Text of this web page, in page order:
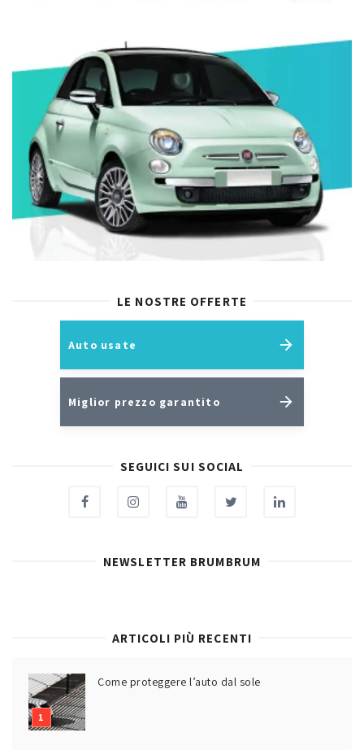
LE NOSTRE OFFERTE
Auto usate
Miglior prezzo garantito
SEGUICI SUI SOCIAL
NEWSLETTER BRUMBRUM
ARTICOLI PIÙ RECENTI
Come proteggere l’auto dal sole